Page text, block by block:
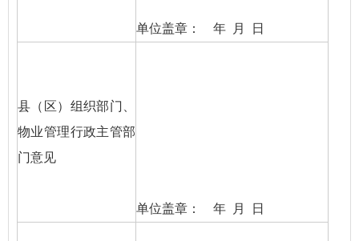
单位盖章： 年 月 日
县（区）组织部门、
物业管理行政主管部
门意见
单位盖章： 年 月 日